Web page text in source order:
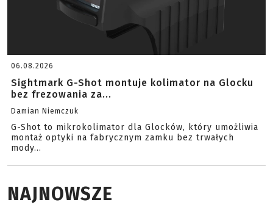
06.08.2026
Sightmark G-Shot montuje kolimator na Glocku
bez frezowania za...
Damian Niemczuk
G-Shot to mikrokolimator dla Glocków, który umożliwia
montaż optyki na fabrycznym zamku bez trwałych
mody...
NAJNOWSZE